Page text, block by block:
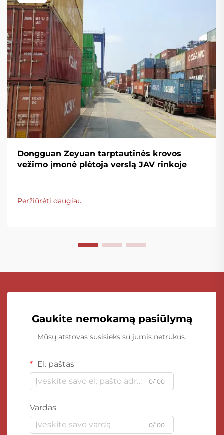
Dongguan Zeyuan tarptautinės krovos
vežimo įmonė plėtoja verslą JAV rinkoje
Peržiūrėti daugiau
Gaukite nemokamą pasiūlymą
Mūsų atstovas susisieks su jumis netrukus.
El. paštas
0/100
Vardas
0/100